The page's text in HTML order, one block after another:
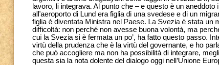
lavoro, li integrava. Al punto che – e questo è un
all’aeroporto di Lund era figlia di una svedese e di un
figlia è diventata Ministra nel Paese. La Svezia è stata
difficoltà: non perché non avesse buona volontà, ma
cui la Svezia si è fermata un po’, ha fatto questo passo.
virtù della prudenza che è la virtù del governante, e ho
che può accogliere ma non ha possibilità di integrare,
questa sia la nota dolente del dialogo oggi nell’Unione